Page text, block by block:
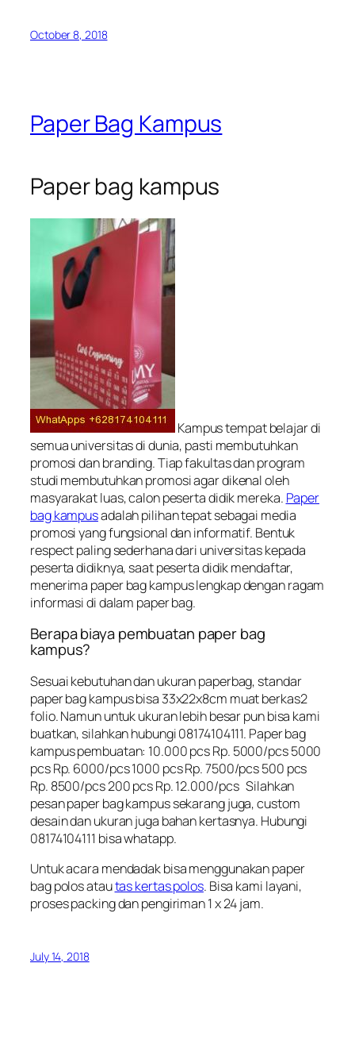
October 8, 2018
Paper Bag Kampus
Paper bag kampus
Kampus tempat belajar di
semua universitas di dunia, pasti membutuhkan
promosi dan branding. Tiap fakultas dan program
studi membutuhkan promosi agar dikenal oleh
masyarakat luas, calon peserta didik mereka. Paper
bag kampusadalah pilihan tepat sebagai media
promosi yang fungsional dan informatif. Bentuk
respect paling sederhana dari universitas kepada
peserta didiknya, saat peserta didik mendaftar,
menerima paper bag kampus lengkap dengan ragam
informasi di dalam paper bag.
Berapa biaya pembuatan paper bag
kampus?
Sesuai kebutuhan dan ukuran paperbag, standar
paper bag kampus bisa 33x22x8cm muat berkas2
folio. Namun untuk ukuran lebih besar pun bisa kami
buatkan, silahkan hubungi 08174104111. Paper bag
kampus pembuatan: 10.000 pcs Rp. 5000/pcs 5000
pcs Rp. 6000/pcs 1000 pcs Rp. 7500/pcs 500 pcs
Rp. 8500/pcs 200 pcs Rp. 12.000/pcs Silahkan
pesan paper bag kampus sekarang juga, custom
desain dan ukuran juga bahan kertasnya. Hubungi
08174104111 bisa whatapp.
Untuk acara mendadak bisa menggunakan paper
bag polos atautas kertas polos. Bisa kami layani,
proses packing dan pengiriman 1 x 24 jam.
July 14, 2018